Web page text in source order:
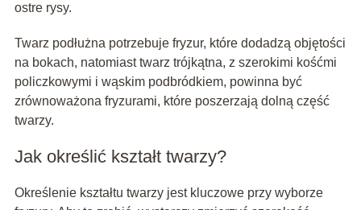
ostre rysy.
Twarz podłużna potrzebuje fryzur, które dodadzą objętości
na bokach, natomiast twarz trójkątna, z szerokimi kośćmi
policzkowymi i wąskim podbródkiem, powinna być
zrównoważona fryzurami, które poszerzają dolną część
twarzy.
Jak określić kształt twarzy?
Określenie kształtu twarzy jest kluczowe przy wyborze